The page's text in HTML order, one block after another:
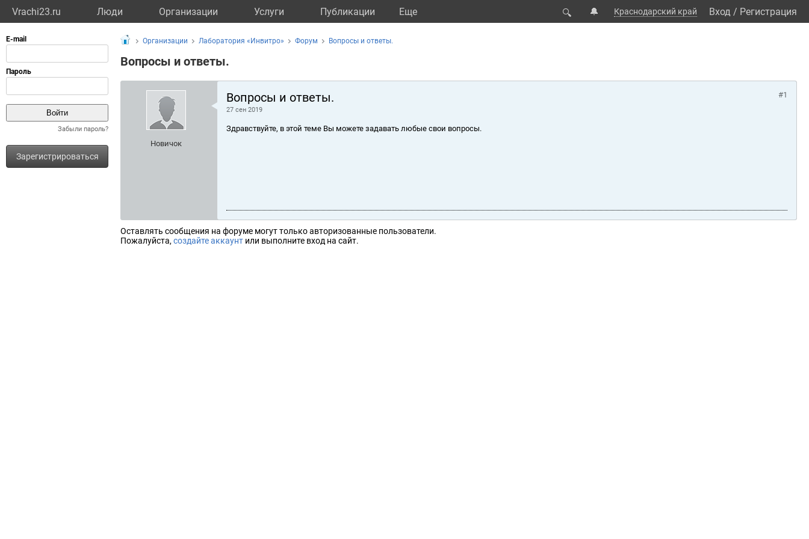
Vrachi23.ru Люди Организации Услуги Публикации Eще 🔍 🔔 Краснодарский край Вход / Регистрация
Забыли пароль?
Зарегистрироваться
Организации Лаборатория «Инвитро» Форум Вопросы и ответы.
Вопросы и ответы.
Новичок
Вопросы и ответы.
27 сен 2019
#1
Здравствуйте, в этой теме Вы можете задавать любые свои вопросы.
Оставлять сообщения на форуме могут только авторизованные пользователи.
Пожалуйста, создайте аккаунт или выполните вход на сайт.